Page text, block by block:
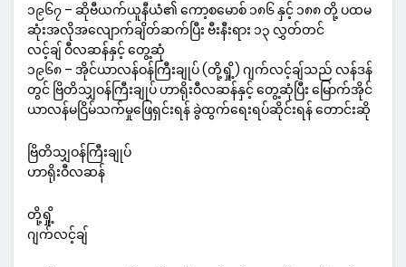
၁၉၆၇ – ဆိုဗီယက်ယူနီယံ၏ ကော့စမောစ် ၁၈၆ နှင့် ၁၈၈ တို့ ပထမ
ဆုံးအလိုအလျောက်ချိတ်ဆက်ပြီး ဗီးနီးရား ၁၃ လွှတ်တင်
လင့်ချ် ဝီလဆန်နှင့် တွေ့ဆုံ
၁၉၆၈ – အိုင်ယာလန်ဝန်ကြီးချုပ် (တို့ရှို့) ဂျက်လင့်ချ်သည် လန်ဒန်
တွင် ဗြိတိသျှဝန်ကြီးချုပ် ဟာရိုးဝီလဆန်နှင့် တွေ့ဆုံပြီး မြောက်အိုင်
ယာလန်မငြိမ်သက်မှုဖြေရှင်းရန် ခွဲထွက်ရေးရပ်ဆိုင်းရန် တောင်းဆို
ဗြိတိသျှဝန်ကြီးချုပ်
ဟာရိုးဝီလဆန်
တို့ရှို့
ဂျက်လင့်ချ်